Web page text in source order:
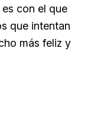
con el que
que intentan
más feliz y